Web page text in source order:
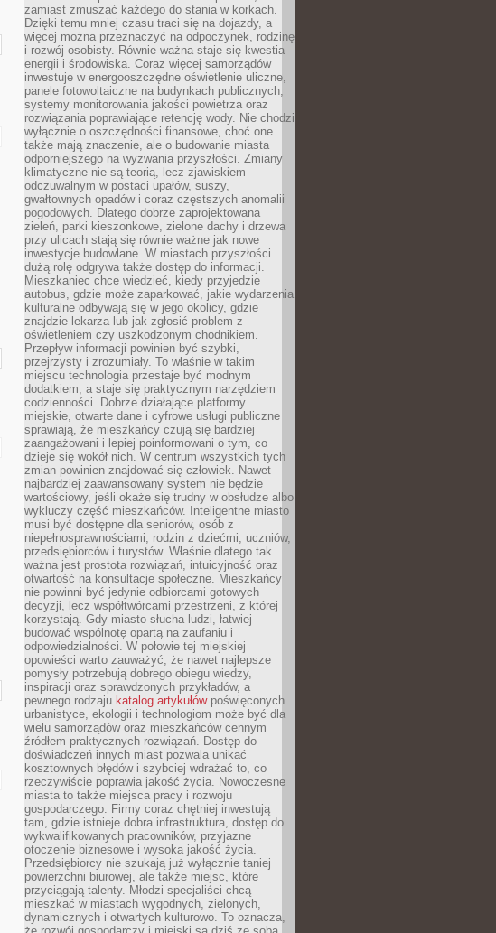
zamiast zmuszać każdego do stania w korkach.
Dzięki temu mniej czasu traci się na dojazdy, a
więcej można przeznaczyć na odpoczynek, rodzinę
i rozwój osobisty. Równie ważna staje się kwestia
energii i środowiska. Coraz więcej samorządów
inwestuje w energooszczędne oświetlenie uliczne,
panele fotowoltaiczne na budynkach publicznych,
systemy monitorowania jakości powietrza oraz
rozwiązania poprawiające retencję wody. Nie chodzi
wyłącznie o oszczędności finansowe, choć one
także mają znaczenie, ale o budowanie miasta
odporniejszego na wyzwania przyszłości. Zmiany
klimatyczne nie są teorią, lecz zjawiskiem
odczuwalnym w postaci upałów, suszy,
gwałtownych opadów i coraz częstszych anomalii
pogodowych. Dlatego dobrze zaprojektowana
zieleń, parki kieszonkowe, zielone dachy i drzewa
przy ulicach stają się równie ważne jak nowe
inwestycje budowlane. W miastach przyszłości
dużą rolę odgrywa także dostęp do informacji.
Mieszkaniec chce wiedzieć, kiedy przyjedzie
autobus, gdzie może zaparkować, jakie wydarzenia
kulturalne odbywają się w jego okolicy, gdzie
znajdzie lekarza lub jak zgłosić problem z
oświetleniem czy uszkodzonym chodnikiem.
Przepływ informacji powinien być szybki,
przejrzysty i zrozumiały. To właśnie w takim
miejscu technologia przestaje być modnym
dodatkiem, a staje się praktycznym narzędziem
codzienności. Dobrze działające platformy
miejskie, otwarte dane i cyfrowe usługi publiczne
sprawiają, że mieszkańcy czują się bardziej
zaangażowani i lepiej poinformowani o tym, co
dzieje się wokół nich. W centrum wszystkich tych
zmian powinien znajdować się człowiek. Nawet
najbardziej zaawansowany system nie będzie
wartościowy, jeśli okaże się trudny w obsłudze albo
wykluczy część mieszkańców. Inteligentne miasto
musi być dostępne dla seniorów, osób z
niepełnosprawnościami, rodzin z dziećmi, uczniów,
przedsiębiorców i turystów. Właśnie dlatego tak
ważna jest prostota rozwiązań, intuicyjność oraz
otwartość na konsultacje społeczne. Mieszkańcy
nie powinni być jedynie odbiorcami gotowych
decyzji, lecz współtwórcami przestrzeni, z której
korzystają. Gdy miasto słucha ludzi, łatwiej
budować wspólnotę opartą na zaufaniu i
odpowiedzialności. W połowie tej miejskiej
opowieści warto zauważyć, że nawet najlepsze
pomysły potrzebują dobrego obiegu wiedzy,
inspiracji oraz sprawdzonych przykładów, a
pewnego rodzaju katalog artykułówpoświęconych
urbanistyce, ekologii i technologiom może być dla
wielu samorządów oraz mieszkańców cennym
źródłem praktycznych rozwiązań. Dostęp do
doświadczeń innych miast pozwala unikać
kosztownych błędów i szybciej wdrażać to, co
rzeczywiście poprawia jakość życia. Nowoczesne
miasta to także miejsca pracy i rozwoju
gospodarczego. Firmy coraz chętniej inwestują
tam, gdzie istnieje dobra infrastruktura, dostęp do
wykwalifikowanych pracowników, przyjazne
otoczenie biznesowe i wysoka jakość życia.
Przedsiębiorcy nie szukają już wyłącznie taniej
powierzchni biurowej, ale także miejsc, które
przyciągają talenty. Młodzi specjaliści chcą
mieszkać w miastach wygodnych, zielonych,
dynamicznych i otwartych kulturowo. To oznacza,